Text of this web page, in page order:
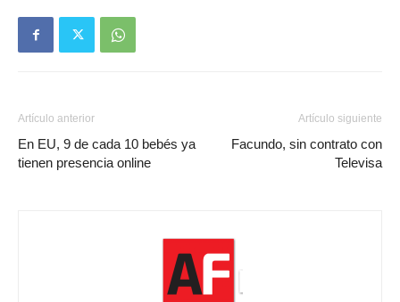
Artículo anterior
En EU, 9 de cada 10 bebés ya
tienen presencia online
Artículo siguiente
Facundo, sin contrato con
Televisa